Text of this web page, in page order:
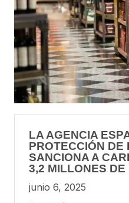
LA AGENCIA
PROTECCIÓN DE
SANCIONA A
3,2 MILLONES DE
junio 6, 2025